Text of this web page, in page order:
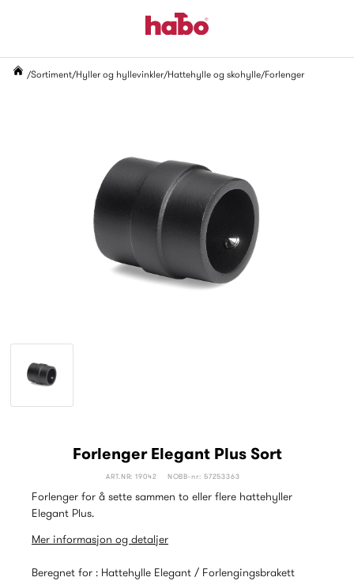
Sortiment Hyller og hyllevinkler Hattehylle og skohylle Forlenger
Forlenger Elegant Plus Sort
ART.NR: 19042 NOBB-nr: 57253363
Forlenger for å sette sammen to eller flere hattehyller
Elegant Plus.
Mer informasjon og detaljer
Beregnet for : Hattehylle Elegant / Forlengingsbrakett